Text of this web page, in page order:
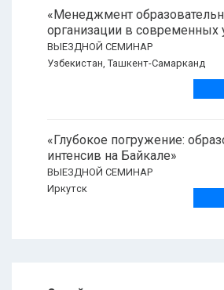
«Менеджмент
организации в современных
ВЫЕЗДНОЙ СЕМИНАР
Узбекистан, Ташкент-Самарканд
«Глубокое погружение:
интенсив на Байкале»
ВЫЕЗДНОЙ СЕМИНАР
Иркутск